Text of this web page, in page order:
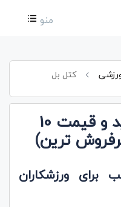
منو
کتل بل
کتل بل چیست؟ خرید و قیمت 10
ترین)
ورزشکاران